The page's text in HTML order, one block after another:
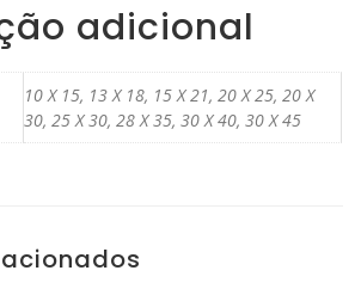
adicional
10 X 15, 13 X 18, 15 X 21, 20 X 25, 20 X
30, 25 X 30, 28 X 35, 30 X 40, 30 X 45